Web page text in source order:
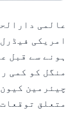
امریکی
ہونے سے قبل
منگل کو کمی
چیئرمین
متعلق